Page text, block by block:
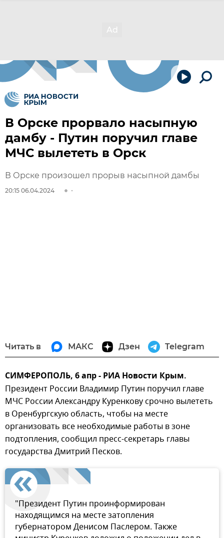
В Орске прорвало насыпную
дамбу - Путин поручил главе
МЧС вылететь в Орск
В Орске произошел прорыв насыпной дамбы
20:15 06.04.2024
Читать в МАКС Дзен Telegram
СИМФЕРОПОЛЬ, 6 апр - РИА Новости Крым.
Президент России Владимир Путин поручил главе
МЧС России Александру Куренкову срочно вылететь
в Оренбургскую область, чтобы на месте
организовать все необходимые работы в зоне
подтопления, сообщил пресс-секретарь главы
государства Дмитрий Песков.
"Президент Путин проинформирован
находящимся на месте затопления
губернатором Денисом Паслером. Также